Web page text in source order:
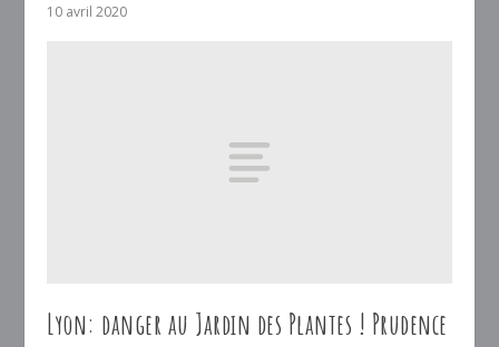
10 avril 2020
Lyon: danger au Jardin des Plantes ! Prudence